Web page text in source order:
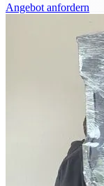
Angebot anfordern